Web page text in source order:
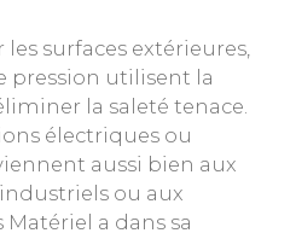
surfaces extérieures,
pression utilisent la
la saleté tenace.
électriques ou
aussi bien aux
ou aux
a dans sa